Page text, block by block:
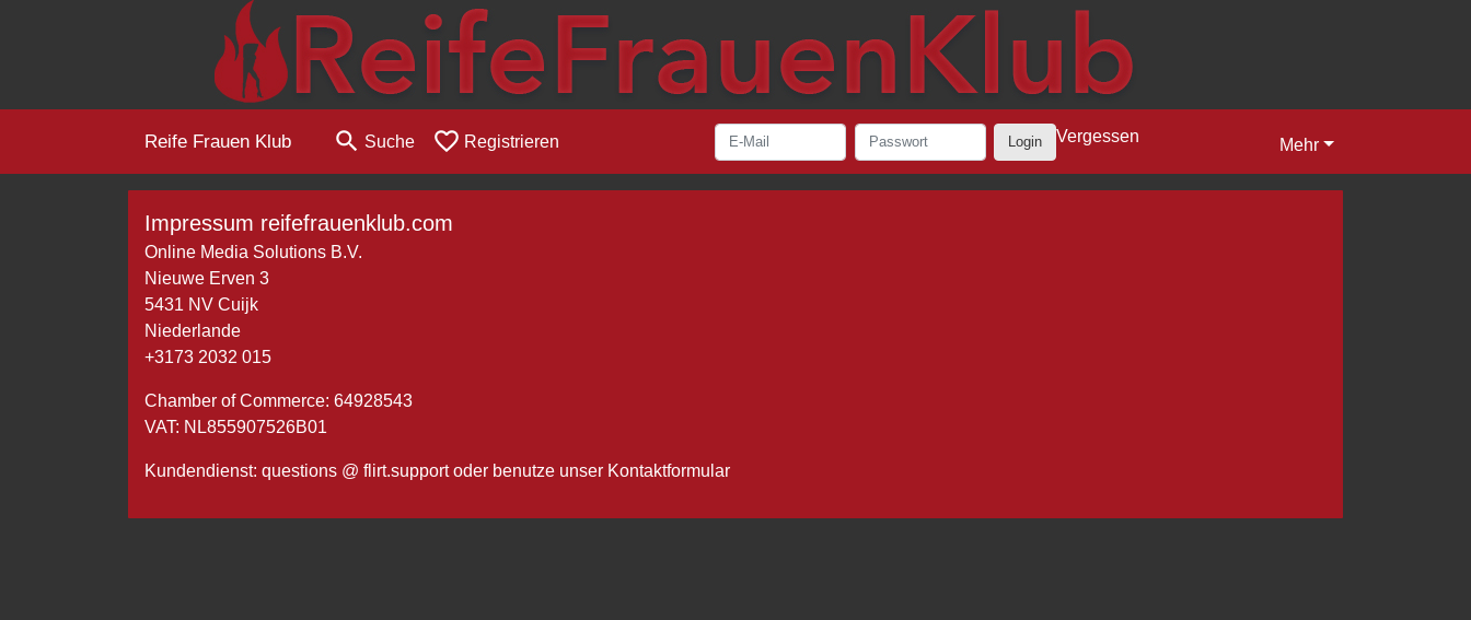
Reife Frauen Klub search Suche favorite_border Registrieren Login Vergessen Mehr
Impressum reifefrauenklub.com
Online Media Solutions B.V.
Nieuwe Erven 3
5431 NV Cuijk
Niederlande
+3173 2032 015
Chamber of Commerce: 64928543
VAT: NL855907526B01
Kundendienst: questions @ flirt.support oder benutze unser Kontaktformular